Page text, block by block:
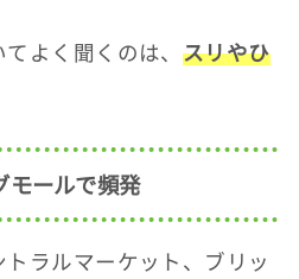
よく聞くのは、 スリやひ
モールで頻発
ラルマーケット、ブリッ